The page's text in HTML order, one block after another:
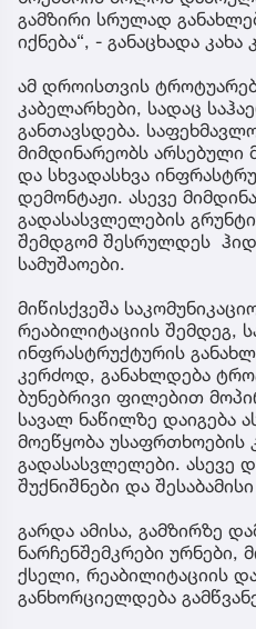
გამზირი სრულად
იქნება“, - განაცხადა კახა
ამ დროისთვის
კაბელარხები, სადაც
განთავსდება.
მიმდინარეობს არსებული
და სხვადასხვა
დემონტაჟი. ასევე
გადასასვლელების
შემდგომ შესრულდეს
სამუშაოები.
მიწისქვეშა
რეაბილიტაციის შემდეგ,
ინფრასტრუქტურის
კერძოდ, განახლდება
ბუნებრივი ფილებით
სავალ ნაწილზე დაიგება
მოეწყობა უსაფრთხოების
გადასასვლელები. ასევე
შუქნიშნები და
გარდა ამისა, გამზირზე
ნარჩენშემკრები ურნები,
ქსელი, რეაბილიტაციის
განხორციელდება